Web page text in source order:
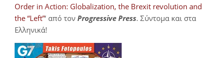
Order in Action: Globalization, the Brexit revolution and
the “Left”‘ από τον Progressive Press. Σύντομα και στα
Ελληνικά!